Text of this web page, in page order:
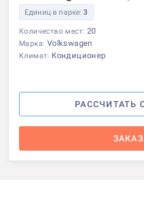
Единиц в парке:3
Количество мест: 20
Марка: Volkswagen
Климат: Кондиционер
РАССЧИТАТЬ